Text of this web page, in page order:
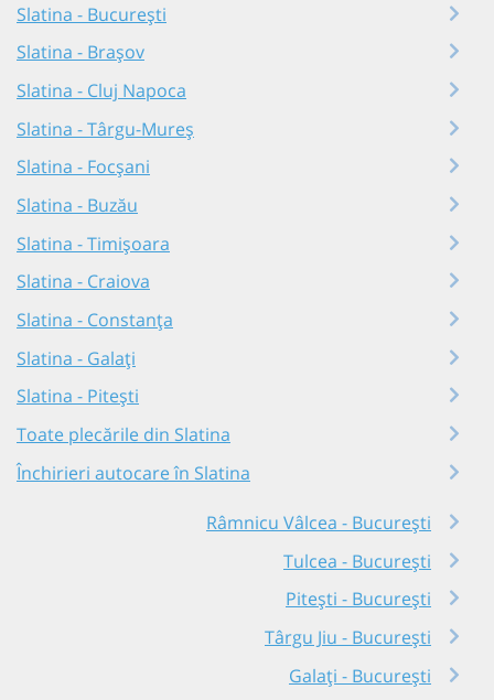
Slatina - București
Slatina - Brașov
Slatina - Cluj Napoca
Slatina - Târgu-Mureș
Slatina - Focșani
Slatina - Buzău
Slatina - Timișoara
Slatina - Craiova
Slatina - Constanța
Slatina - Galați
Slatina - Pitești
Toate plecările din Slatina
Închirieri autocare în Slatina
Râmnicu Vâlcea - București
Tulcea - București
Pitești - București
Târgu Jiu - București
Galați - București